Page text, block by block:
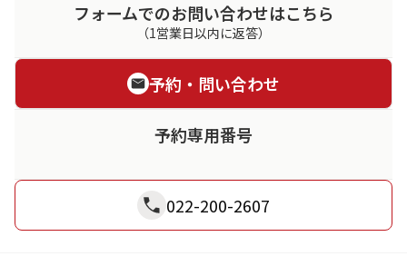
フォームでのお問い合わせはこちら
（1営業日以内に返答）
予約・問い合わせ
予約専用番号
022-200-2607